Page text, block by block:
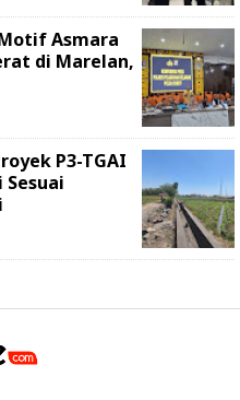
Asmara
di Marelan,
P3-TGAI
Sesuai